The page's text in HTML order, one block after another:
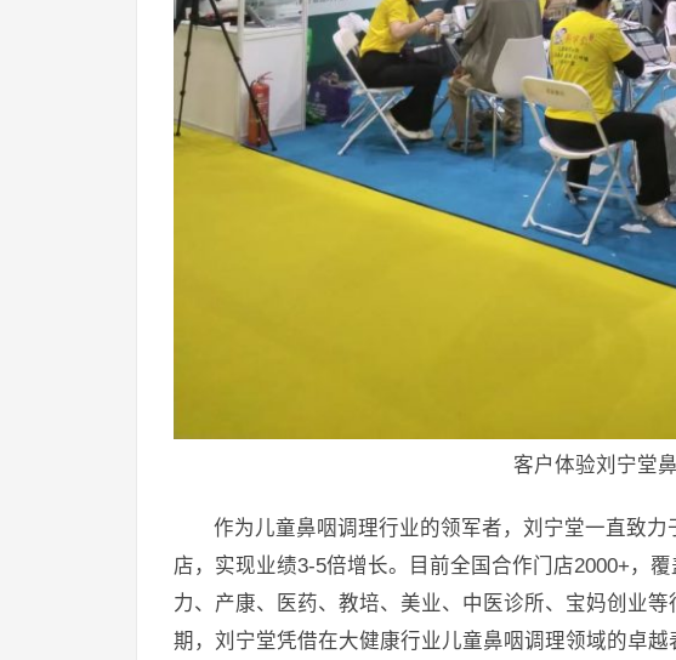
客户体验刘宁堂
作为儿童鼻咽调理行业的领军者，刘宁堂一直致
店，实现业绩3-5倍增长。目前全国合作门店2000+，
力、产康、医药、教培、美业、中医诊所、宝妈创业
期，刘宁堂凭借在大健康行业儿童鼻咽调理领域的卓